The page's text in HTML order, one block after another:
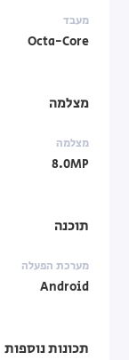
מעבד
Octa-Core
מצלמה
מצלמה
8.0MP
תוכנה
מערכת הפעלה
Android
תכונות נוספות